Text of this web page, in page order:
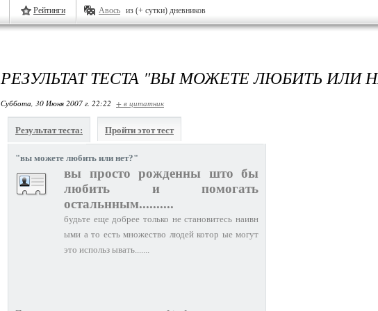
Рейтинги Авось из (+ сутки) дневников
РЕЗУЛЬТАТ ТЕСТА "ВЫ МОЖЕТЕ ЛЮБИТЬ ИЛИ
Суббота, 30 Июня 2007 г. 22:22 + в цитатник
Результат теста: Пройти этот тест
"вы можете любить или нет?"
вы просто рожденны што бы
любить и помогать
остальнным..........
будьте еще добрее только не становитесь наивн
ыми а то есть множество людей котор ые могут
это использ ывать.......